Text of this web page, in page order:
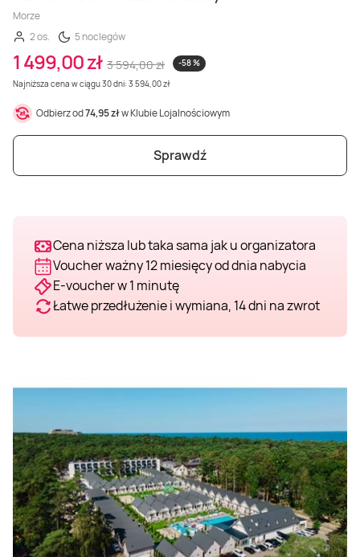
Morze
2 os.
5 noclegów
1 499,00 zł 3 594,00 zł
-58 %
Najniższa cena w ciągu 30 dni: 3 594,00 zł
Odbierz od74,95 złw Klubie Lojalnościowym
Sprawdź
Cena niższa lub taka sama jak u organizatora
Voucher ważny 12 miesięcy od dnia nabycia
E-voucher w 1 minutę
Łatwe przedłużenie i wymiana, 14 dni na zwrot